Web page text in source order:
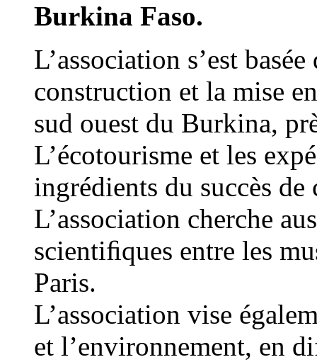
Burkina Faso.
L’association s’est
construction et la mise
sud ouest du Burkina,
L’écotourisme et les
ingrédients du succès de
L’association cherche
scientiﬁques entre les
Paris.
L’association vise
et l’environnement, en